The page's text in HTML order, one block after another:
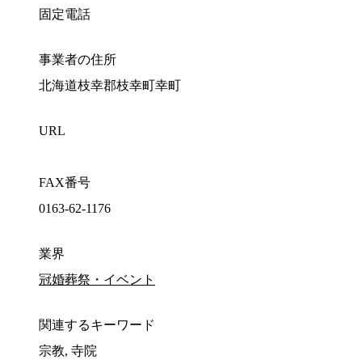
固定電話
事業者の住所
北海道枝幸郡枝幸町幸町
URL
FAX番号
0163-62-1176
業界
冠婚葬祭・イベント
関連するキーワード
宗教, 寺院